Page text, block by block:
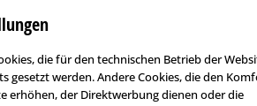
Die entsprechenden
kauften auch diese Produkte
die für den technischen Betrieb der
gesetzt werden. Andere Cookies, die den
erhöhen, der Direktwerbung dienen oder die